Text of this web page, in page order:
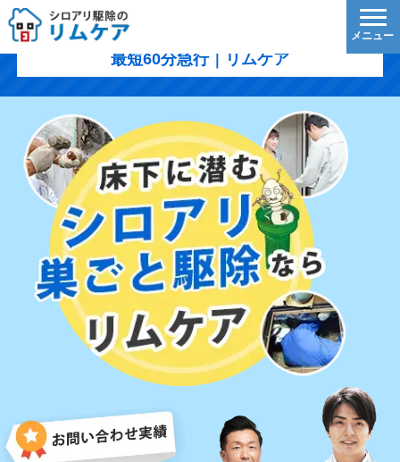
福山市のシロアリ駆除｜1,200円/㎡〜・5年保証・
最短60分急行｜リムケア